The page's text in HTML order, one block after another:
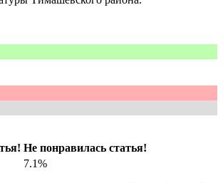
Не понравилась статья!
7.1%